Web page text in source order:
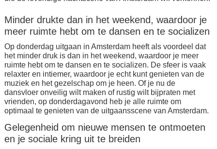
Minder drukte dan in het weekend, waardoor je
meer ruimte hebt om te dansen en te socializen
Op donderdag uitgaan in Amsterdam heeft als voordeel dat
het minder druk is dan in het weekend, waardoor je meer
ruimte hebt om te dansen en te socializen. De sfeer is vaak
relaxter en intiemer, waardoor je echt kunt genieten van de
muziek en het gezelschap om je heen. Of je nu de
dansvloer onveilig wilt maken of rustig wilt bijpraten met
vrienden, op donderdagavond heb je alle ruimte om
optimaal te genieten van de uitgaansscene van Amsterdam.
Gelegenheid om nieuwe mensen te ontmoeten
en je sociale kring uit te breiden